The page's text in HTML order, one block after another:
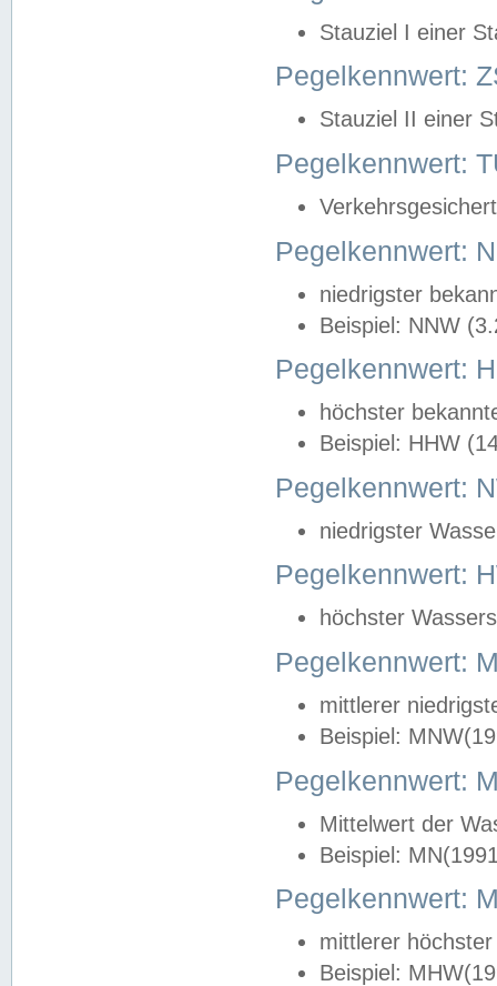
Stauziel I einer
Pegelkennwert:
Stauziel II einer
Pegelkennwert:
Pegelkennwert:
niedrigster
Beispiel: NNW
Pegelkennwert:
höchster
Beispiel: HHW
Pegelkennwert:
niedrigster
Pegelkennwert:
höchster
Pegelkennwert:
mittlerer
Beispiel:
Pegelkennwert:
Mittelwert der
Beispiel:
Pegelkennwert:
mittlerer
Beispiel: